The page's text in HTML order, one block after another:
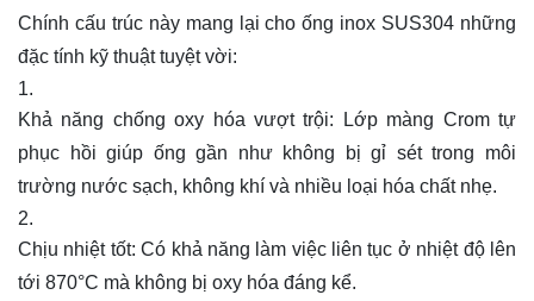
Chính cấu trúc này mang lại cho ống inox SUS304 những
đặc tính kỹ thuật tuyệt vời:
Khả năng chống oxy hóa vượt trội: Lớp màng Crom tự
phục hồi giúp ống gần như không bị gỉ sét trong môi
trường nước sạch, không khí và nhiều loại hóa chất nhẹ.
Chịu nhiệt tốt: Có khả năng làm việc liên tục ở nhiệt độ lên
tới 870°C mà không bị oxy hóa đáng kể.